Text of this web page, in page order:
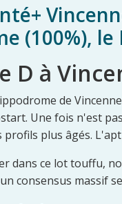
(100%),
D à
de
Une fois n'est
profils plus âgés.
dans ce lot touffu,
consensus massif